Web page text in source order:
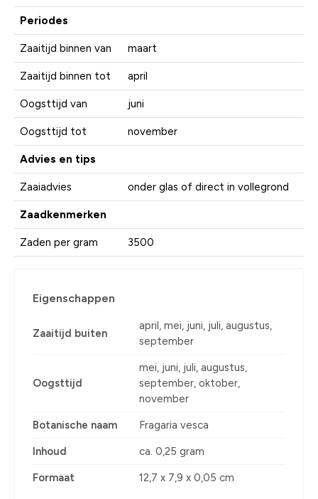
Periodes
Zaaitijd binnen van maart
Zaaitijd binnen tot april
Oogsttijd van juni
Oogsttijd tot november
Advies en tips
Zaaiadvies onder glas of direct in vollegrond
Zaadkenmerken
Zaden per gram 3500
Eigenschappen
Zaaitijd buiten
april, mei, juni, juli, augustus,
september
Oogsttijd
mei, juni, juli, augustus,
september, oktober,
november
Botanische naam Fragaria vesca
Inhoud ca. 0,25 gram
Formaat 12,7 x 7,9 x 0,05 cm